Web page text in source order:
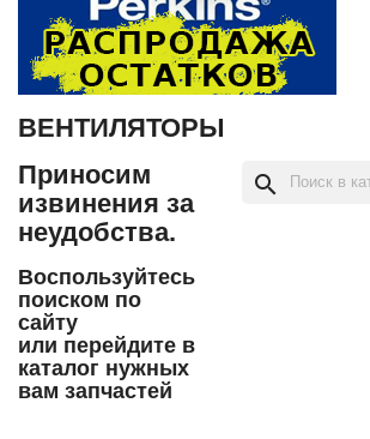
ВЕНТИЛЯТОРЫ
Приносим
извинения за
неудобства.
Воспользуйтесь
поиском по
сайту
или перейдите в
каталог нужных
вам запчастей
search